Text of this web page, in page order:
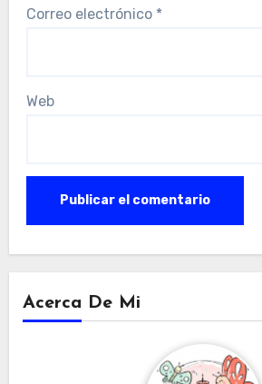
Correo electrónico *
Web
Acerca De Mi